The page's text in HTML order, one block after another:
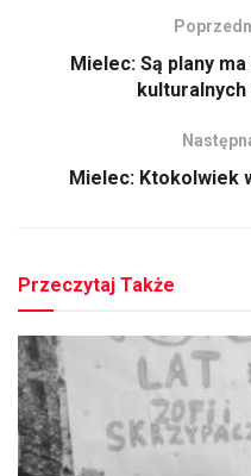
Mielec: Są plany
Mielec: Ktokolwiek
Przeczytaj Także